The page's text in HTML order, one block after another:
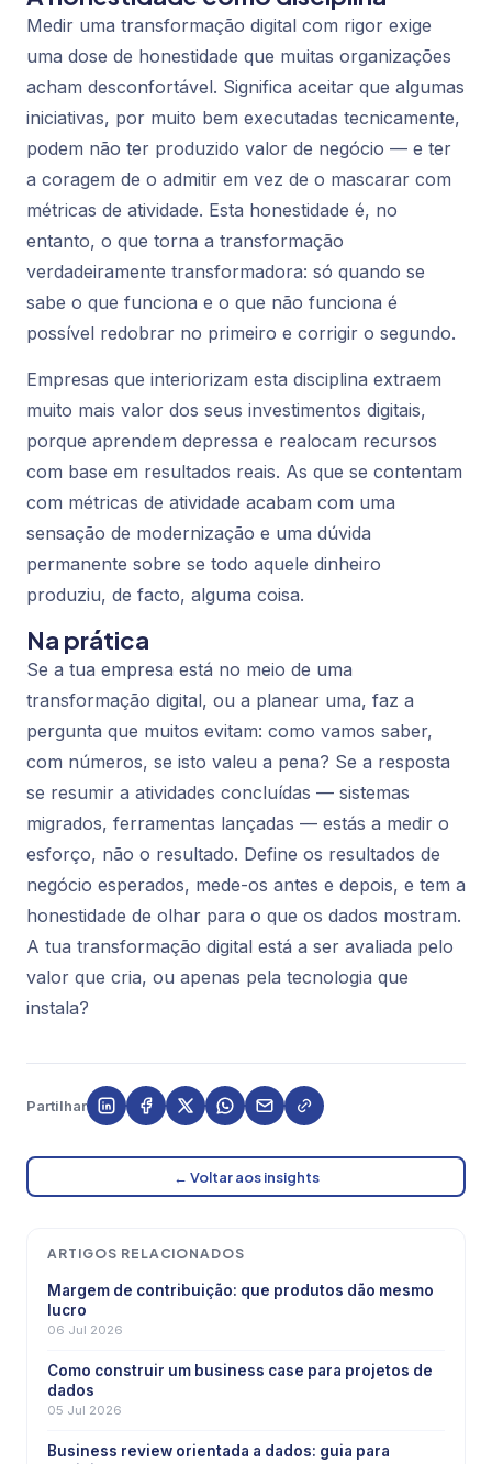
Medir uma transformação digital com rigor exige
uma dose de honestidade que muitas organizações
acham desconfortável. Significa aceitar que algumas
iniciativas, por muito bem executadas tecnicamente,
podem não ter produzido valor de negócio — e ter
a coragem de o admitir em vez de o mascarar com
métricas de atividade. Esta honestidade é, no
entanto, o que torna a transformação
verdadeiramente transformadora: só quando se
sabe o que funciona e o que não funciona é
possível redobrar no primeiro e corrigir o segundo.
Empresas que interiorizam esta disciplina extraem
muito mais valor dos seus investimentos digitais,
porque aprendem depressa e realocam recursos
com base em resultados reais. As que se contentam
com métricas de atividade acabam com uma
sensação de modernização e uma dúvida
permanente sobre se todo aquele dinheiro
produziu, de facto, alguma coisa.
Na prática
Se a tua empresa está no meio de uma
transformação digital, ou a planear uma, faz a
pergunta que muitos evitam: como vamos saber,
com números, se isto valeu a pena? Se a resposta
se resumir a atividades concluídas — sistemas
migrados, ferramentas lançadas — estás a medir o
esforço, não o resultado. Define os resultados de
negócio esperados, mede-os antes e depois, e tem a
honestidade de olhar para o que os dados mostram.
A tua transformação digital está a ser avaliada pelo
valor que cria, ou apenas pela tecnologia que
instala?
Partilhar
← Voltar aos insights
ARTIGOS RELACIONADOS
Margem de contribuição: que produtos dão mesmo
lucro
06 Jul 2026
Como construir um business case para projetos de
dados
05 Jul 2026
Business review orientada a dados: guia para